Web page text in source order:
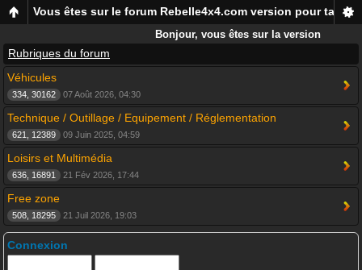
Vous êtes sur le forum Rebelle4x4.com version pour
Bonjour, vous êtes sur la version
mobile du forum Rebelle4x4, pour
Rubriques du forum
Véhicules
334, 30162 07 Août 2026, 04:30
Technique / Outillage / Equipement / Réglementation
621, 12389 09 Juin 2025, 04:59
Loisirs et Multimédia
636, 16891 21 Fév 2026, 17:44
Free zone
508, 18295 21 Juil 2026, 19:03
Connexion